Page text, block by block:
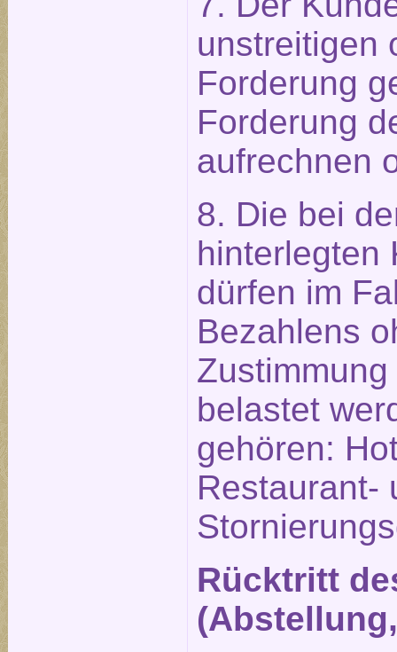
unstreitigen
Forderung
Forderung
aufrechnen
8. Die bei
hinterlegten
dürfen im
Bezahlens
belastet
gehören:
Restaurant-
Rücktritt